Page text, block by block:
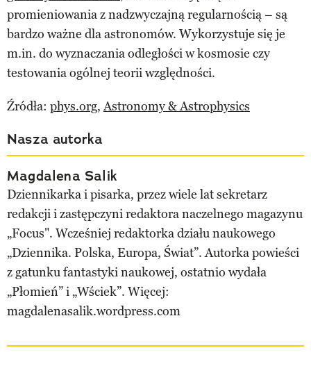
promieniowania z nadzwyczajną regularnością – są
bardzo ważne dla astronomów. Wykorzystuje się je
m.in. do wyznaczania odległości w kosmosie czy
testowania ogólnej teorii względności.
Źródła: phys.org,Astronomy & Astrophysics
Nasza autorka
Magdalena Salik
Dziennikarka i pisarka, przez wiele lat sekretarz
redakcji i zastępczyni redaktora naczelnego magazynu
„Focus". Wcześniej redaktorka działu naukowego
„Dziennika. Polska, Europa, Świat”. Autorka powieści
z gatunku fantastyki naukowej, ostatnio wydała
„Płomień” i „Wściek”. Więcej:
magdalenasalik.wordpress.com